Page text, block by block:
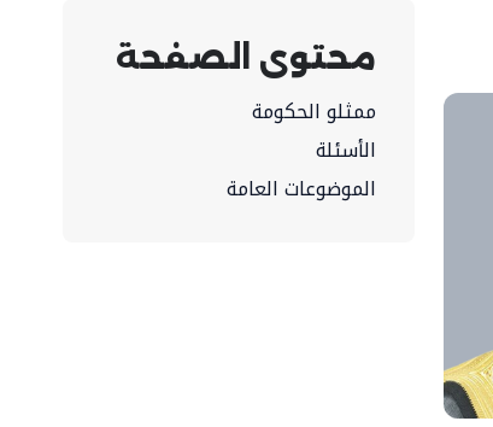
محتوى الصفحة
ممثلو الحكومة
الأسئلة
الموضوعات العامة